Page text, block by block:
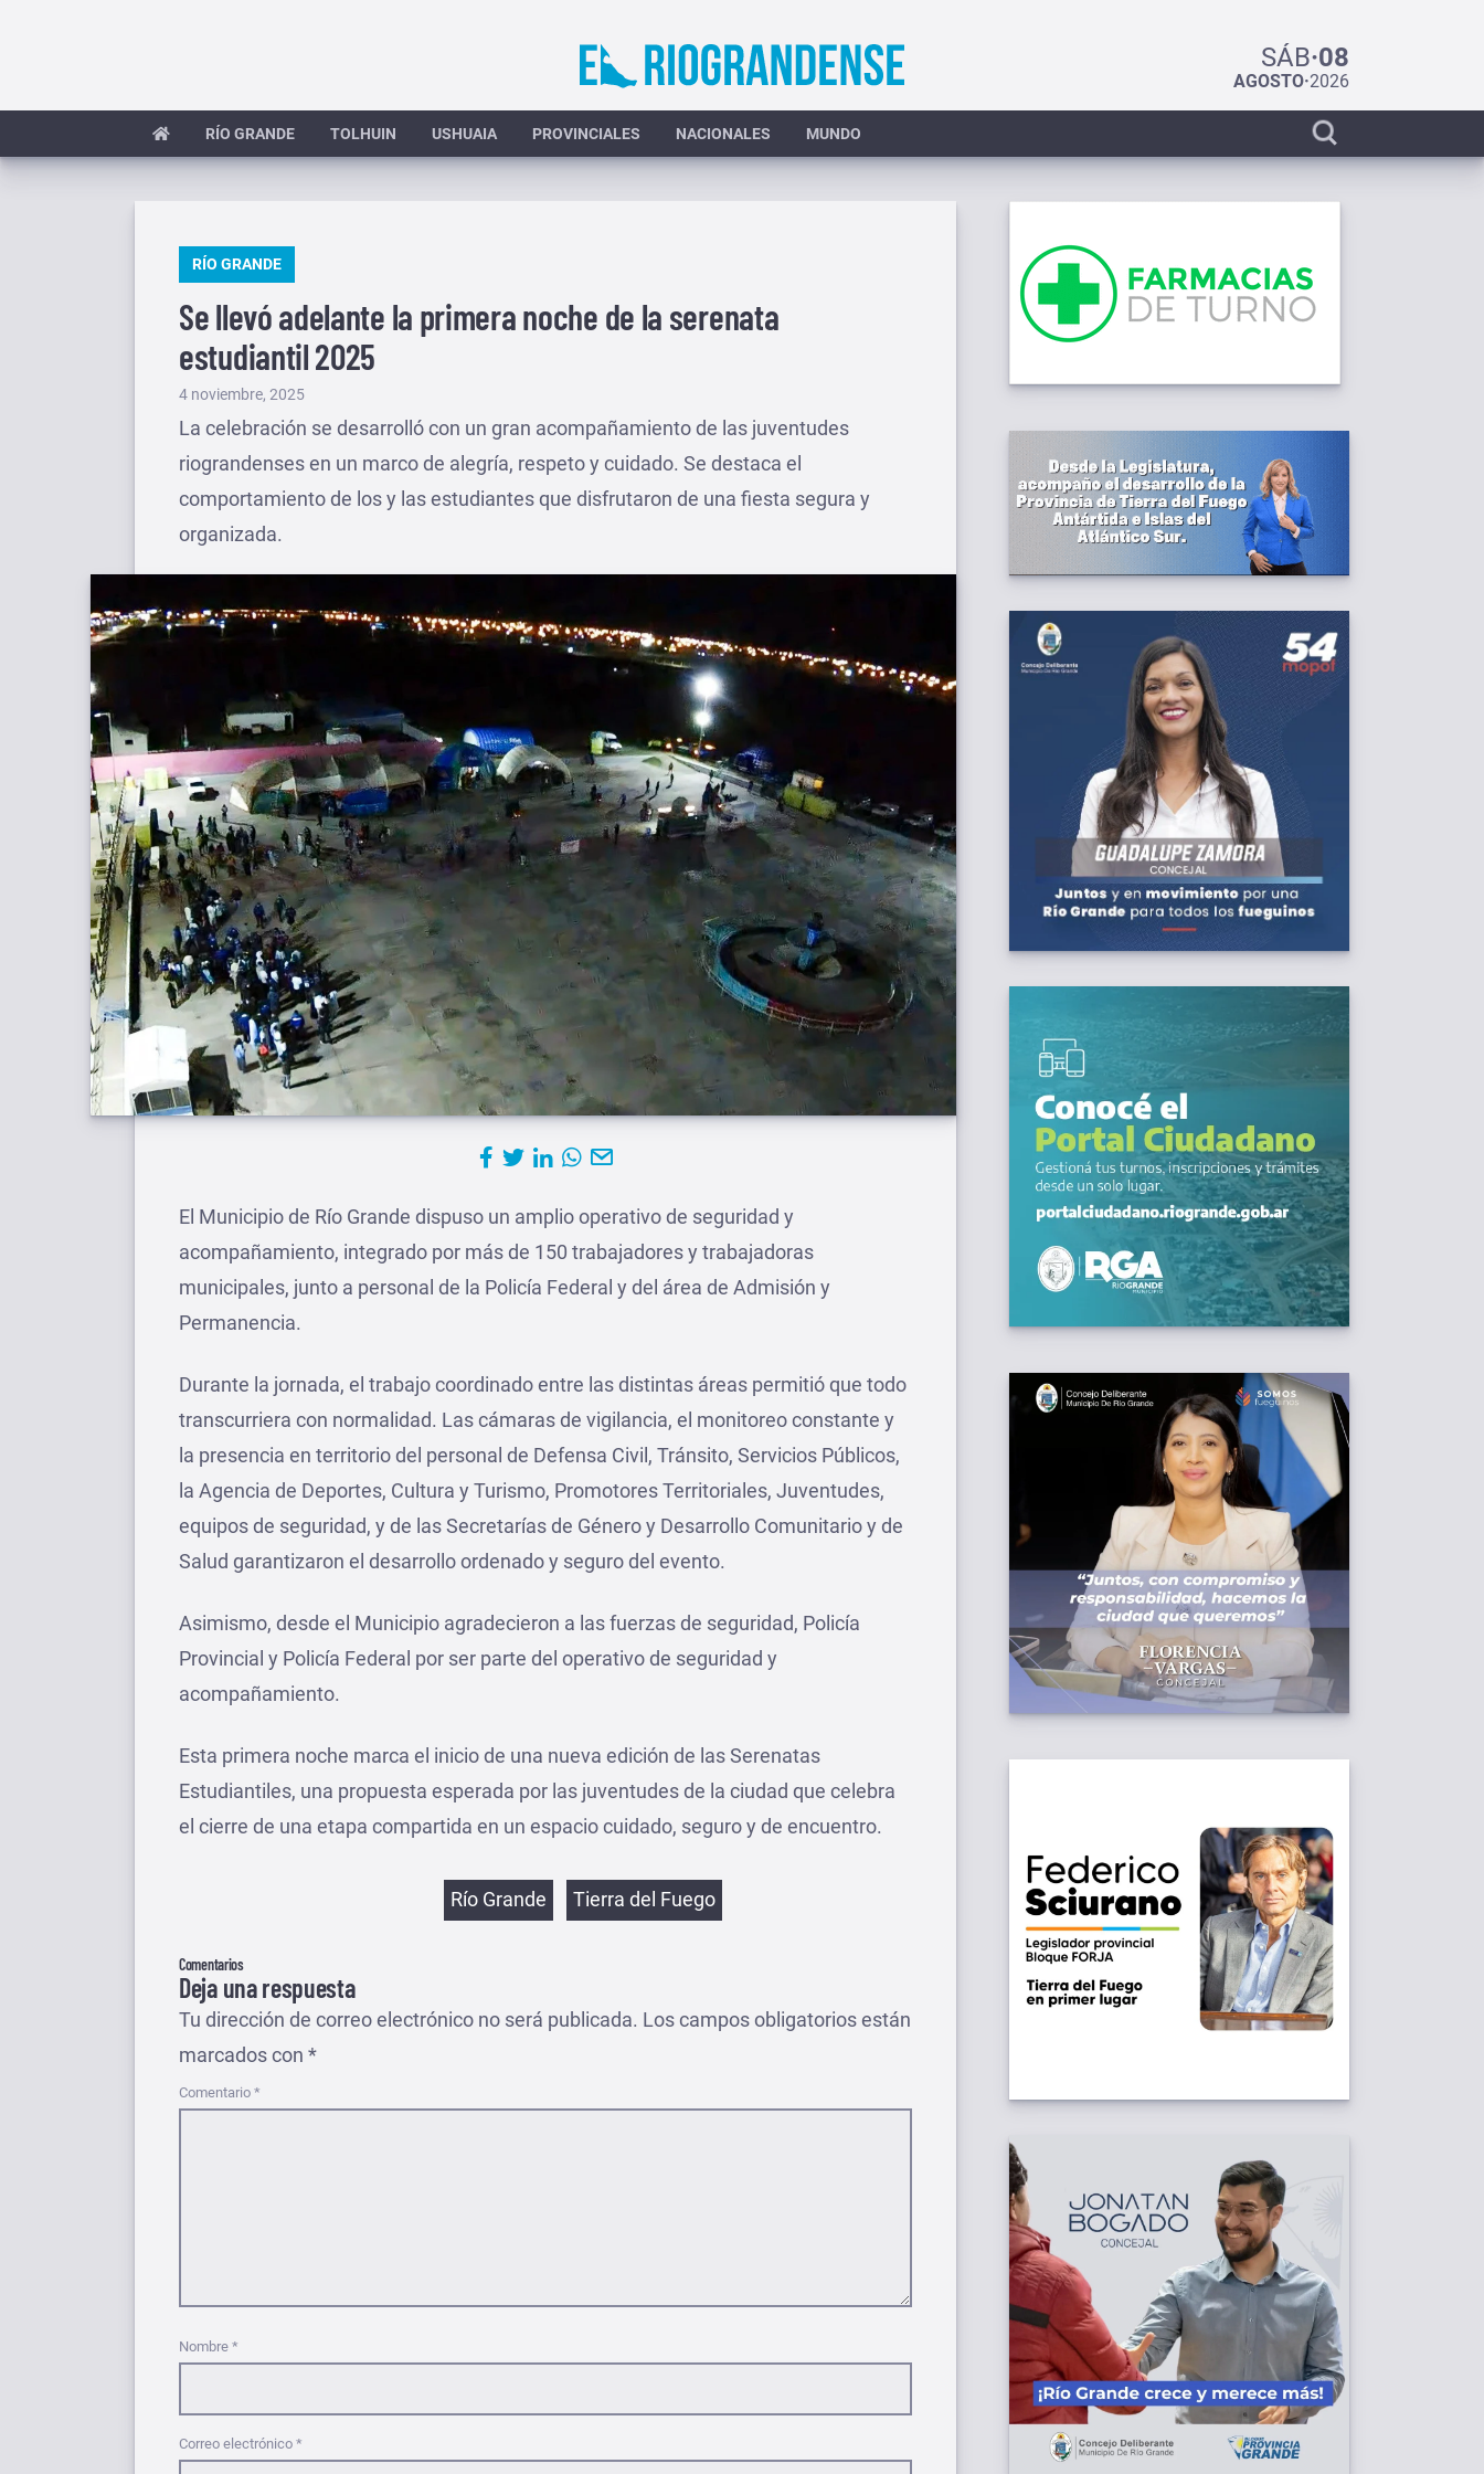
SÁB·08
AGOSTO·2026
RÍO GRANDE TOLHUIN USHUAIA PROVINCIALES NACIONALES MUNDO
Display
search
PUBLICADO
RÍO GRANDE
Se llevó adelante la primera noche de la serenata
estudiantil 2025
Publicado
el
4 noviembre, 2025
La celebración se desarrolló con un gran acompañamiento de las juventudes
riograndenses en un marco de alegría, respeto y cuidado. Se destaca el
comportamiento de los y las estudiantes que disfrutaron de una fiesta segura y
organizada.
El Municipio de Río Grande dispuso un amplio operativo de seguridad y
acompañamiento, integrado por más de 150 trabajadores y trabajadoras
municipales, junto a personal de la Policía Federal y del área de Admisión y
Permanencia.
Durante la jornada, el trabajo coordinado entre las distintas áreas permitió que todo
transcurriera con normalidad. Las cámaras de vigilancia, el monitoreo constante y
la presencia en territorio del personal de Defensa Civil, Tránsito, Servicios Públicos,
la Agencia de Deportes, Cultura y Turismo, Promotores Territoriales, Juventudes,
equipos de seguridad, y de las Secretarías de Género y Desarrollo Comunitario y de
Salud garantizaron el desarrollo ordenado y seguro del evento.
Asimismo, desde el Municipio agradecieron a las fuerzas de seguridad, Policía
Provincial y Policía Federal por ser parte del operativo de seguridad y
acompañamiento.
Esta primera noche marca el inicio de una nueva edición de las Serenatas
Estudiantiles, una propuesta esperada por las juventudes de la ciudad que celebra
el cierre de una etapa compartida en un espacio cuidado, seguro y de encuentro.
Etiquetas
Río Grande Tierra del Fuego
Comentarios
Deja una respuesta
Tu dirección de correo electrónico no será publicada. Los campos obligatorios están
marcados con *
Comentario *
Nombre *
Correo electrónico *